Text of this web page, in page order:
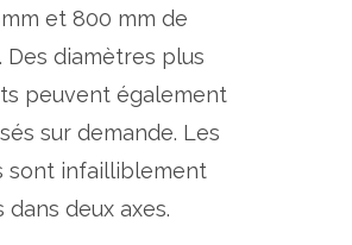
et 800 mm de
Des diamètres plus
peuvent également
sur demande. Les
sont infailliblement
deux axes.